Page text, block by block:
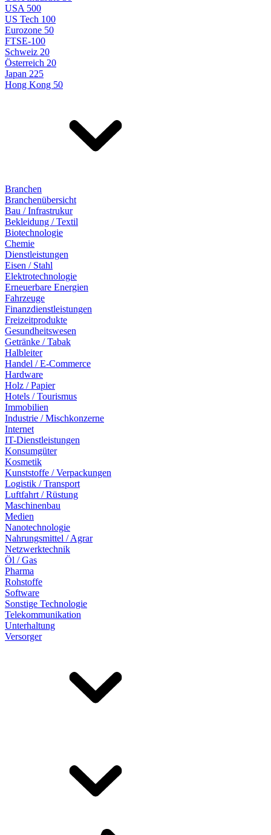
USA 500
US Tech 100
Eurozone 50
FTSE-100
Schweiz 20
Österreich 20
Japan 225
Hong Kong 50
Branchen
Branchenübersicht
Bau / Infrastrukur
Bekleidung / Textil
Biotechnologie
Chemie
Dienstleistungen
Eisen / Stahl
Elektrotechnologie
Erneuerbare Energien
Fahrzeuge
Finanzdienstleistungen
Freizeitprodukte
Gesundheitswesen
Getränke / Tabak
Halbleiter
Handel / E-Commerce
Hardware
Holz / Papier
Hotels / Tourismus
Immobilien
Industrie / Mischkonzerne
Internet
IT-Dienstleistungen
Konsumgüter
Kosmetik
Kunststoffe / Verpackungen
Logistik / Transport
Luftfahrt / Rüstung
Maschinenbau
Medien
Nanotechnologie
Nahrungsmittel / Agrar
Netzwerktechnik
Öl / Gas
Pharma
Rohstoffe
Software
Sonstige Technologie
Telekommunikation
Unterhaltung
Versorger